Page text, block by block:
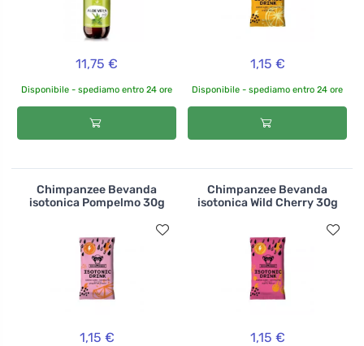
11,75 €
Disponibile - spediamo entro 24 ore
1,15 €
Disponibile - spediamo entro 24 ore
Chimpanzee Bevanda
isotonica Pompelmo 30g
1,15 €
Chimpanzee Bevanda
isotonica Wild Cherry 30g
1,15 €